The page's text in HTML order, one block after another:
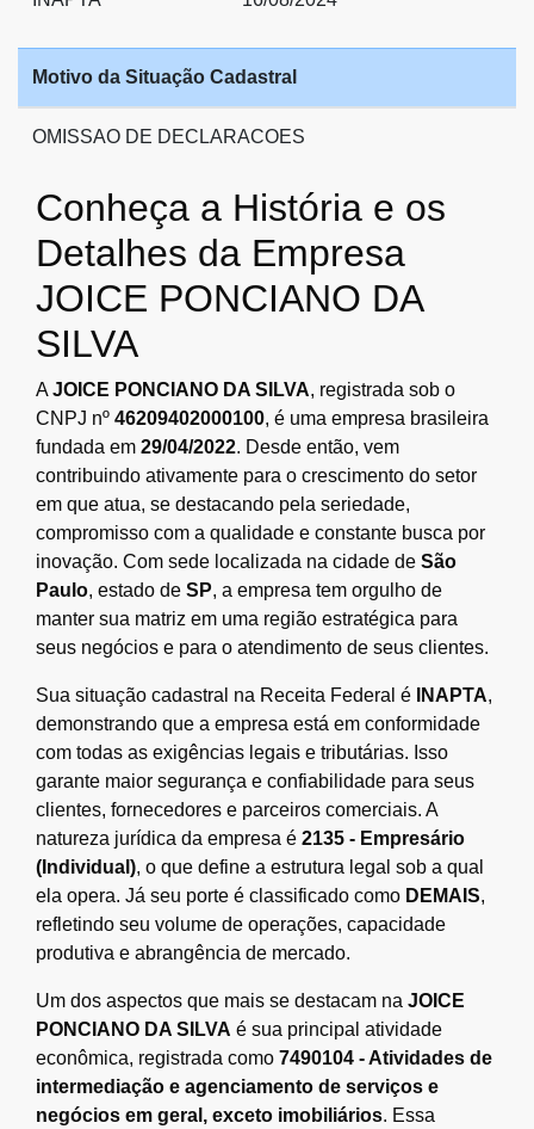
Motivo da Situação Cadastral
OMISSAO DE DECLARACOES
Conheça a História e os
Detalhes da Empresa
JOICE PONCIANO DA
SILVA
AJOICE PONCIANO DA SILVA, registrada sob o
CNPJ nº 46209402000100, é uma empresa brasileira
fundada em 29/04/2022. Desde então, vem
contribuindo ativamente para o crescimento do setor
em que atua, se destacando pela seriedade,
compromisso com a qualidade e constante busca por
inovação. Com sede localizada na cidade de São
Paulo, estado de SP, a empresa tem orgulho de
manter sua matriz em uma região estratégica para
seus negócios e para o atendimento de seus clientes.
Sua situação cadastral na Receita Federal é INAPTA,
demonstrando que a empresa está em conformidade
com todas as exigências legais e tributárias. Isso
garante maior segurança e confiabilidade para seus
clientes, fornecedores e parceiros comerciais. A
natureza jurídica da empresa é 2135 - Empresário
(Individual), o que define a estrutura legal sob a qual
ela opera. Já seu porte é classificado como DEMAIS,
refletindo seu volume de operações, capacidade
produtiva e abrangência de mercado.
Um dos aspectos que mais se destacam na JOICE
PONCIANO DA SILVA é sua principal atividade
econômica, registrada como 7490104 - Atividades de
intermediação e agenciamento de serviços e
negócios em geral, exceto imobiliários. Essa